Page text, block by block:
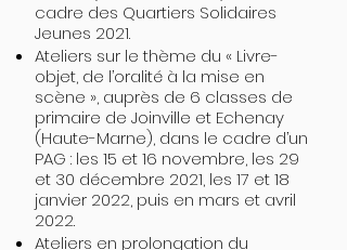
cadre des Quartiers Solidaires
Jeunes 2021.
Ateliers sur le thème du « Livre-
objet, de l’oralité à la mise en
scène », auprès de 6 classes de
primaire de Joinville et Echenay
(Haute-Marne), dans le cadre d’un
PAG : les 15 et 16 novembre, les 29
et 30 décembre 2021, les 17 et 18
janvier 2022, puis en mars et avril
2022.
Ateliers en prolongation du